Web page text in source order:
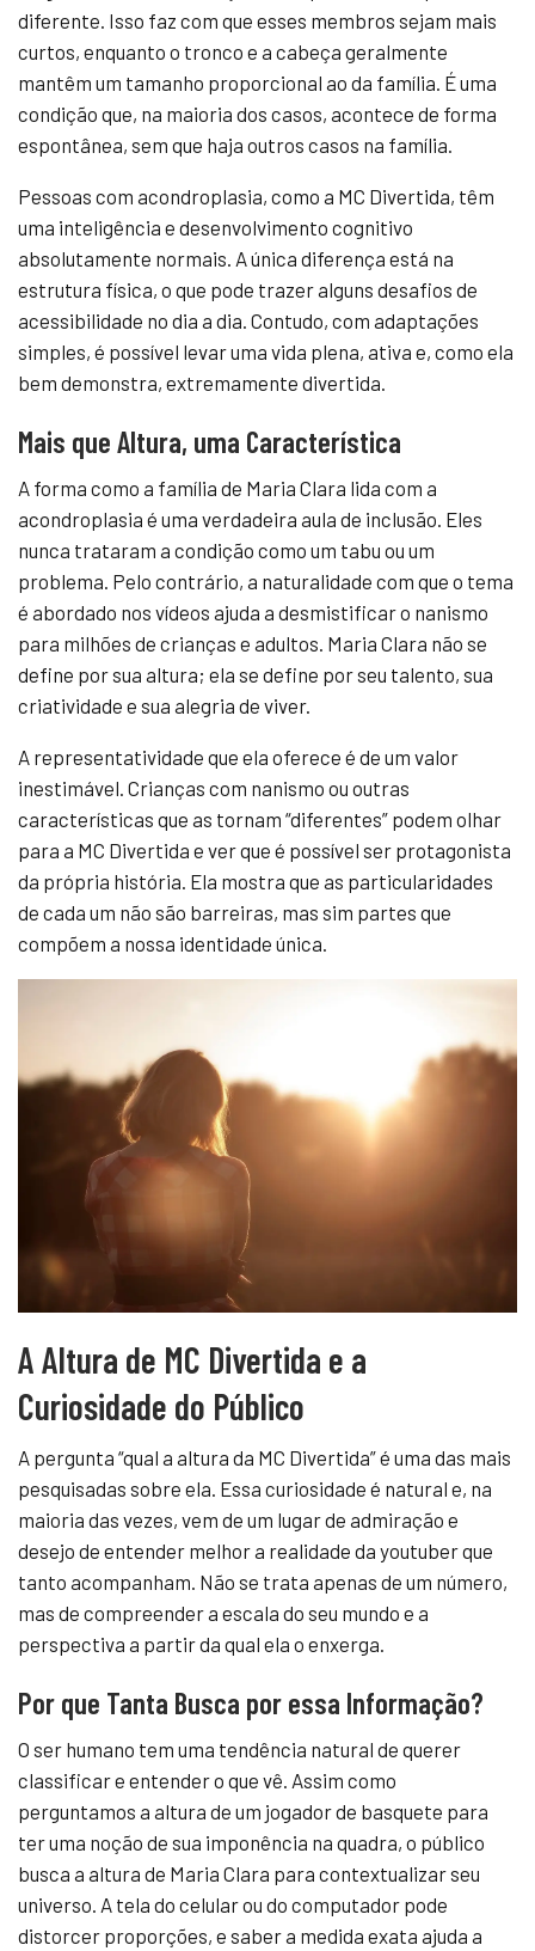
diferente. Isso faz com que esses membros sejam mais
curtos, enquanto o tronco e a cabeça geralmente
mantêm um tamanho proporcional ao da família. É uma
condição que, na maioria dos casos, acontece de forma
espontânea, sem que haja outros casos na família.
Pessoas com acondroplasia, como a MC Divertida, têm
uma inteligência e desenvolvimento cognitivo
absolutamente normais. A única diferença está na
estrutura física, o que pode trazer alguns desafios de
acessibilidade no dia a dia. Contudo, com adaptações
simples, é possível levar uma vida plena, ativa e, como ela
bem demonstra, extremamente divertida.
Mais que Altura, uma Característica
A forma como a família de Maria Clara lida com a
acondroplasia é uma verdadeira aula de inclusão. Eles
nunca trataram a condição como um tabu ou um
problema. Pelo contrário, a naturalidade com que o tema
é abordado nos vídeos ajuda a desmistificar o nanismo
para milhões de crianças e adultos. Maria Clara não se
define por sua altura; ela se define por seu talento, sua
criatividade e sua alegria de viver.
A representatividade que ela oferece é de um valor
inestimável. Crianças com nanismo ou outras
características que as tornam “diferentes” podem olhar
para a MC Divertida e ver que é possível ser protagonista
da própria história. Ela mostra que as particularidades
de cada um não são barreiras, mas sim partes que
compõem a nossa identidade única.
A Altura de MC Divertida e a
Curiosidade do Público
A pergunta “qual a altura da MC Divertida” é uma das mais
pesquisadas sobre ela. Essa curiosidade é natural e, na
maioria das vezes, vem de um lugar de admiração e
desejo de entender melhor a realidade da youtuber que
tanto acompanham. Não se trata apenas de um número,
mas de compreender a escala do seu mundo e a
perspectiva a partir da qual ela o enxerga.
Por que Tanta Busca por essa Informação?
O ser humano tem uma tendência natural de querer
classificar e entender o que vê. Assim como
perguntamos a altura de um jogador de basquete para
ter uma noção de sua imponência na quadra, o público
busca a altura de Maria Clara para contextualizar seu
universo. A tela do celular ou do computador pode
distorcer proporções, e saber a medida exata ajuda a